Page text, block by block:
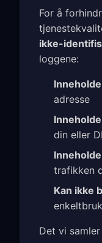
For å
ikke-
loggene:
adresse
din eller
trafikken
Kan ikke
Det vi